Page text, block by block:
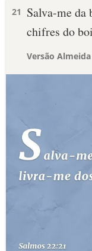
21
Salva-me da
chifres do
Versão